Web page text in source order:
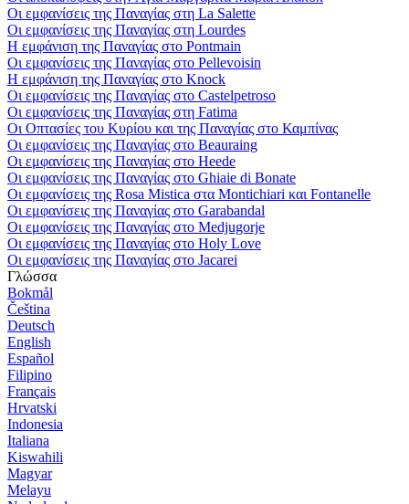
Οι εμφανίσεις της Παναγίας στη La Salette
Οι εμφανίσεις της Παναγίας στη Lourdes
Η εμφάνιση της Παναγίας στο Pontmain
Οι εμφανίσεις της Παναγίας στο Pellevoisin
Η εμφάνιση της Παναγίας στο Knock
Οι εμφανίσεις της Παναγίας στο Castelpetroso
Οι εμφανίσεις της Παναγίας στη Fatima
Οι Οπτασίες του Κυρίου και της Παναγίας στο Καμπίνας
Οι εμφανίσεις της Παναγίας στο Beauraing
Οι εμφανίσεις της Παναγίας στο Heede
Οι εμφανίσεις της Παναγίας στο Ghiaie di Bonate
Οι εμφανίσεις της Rosa Mistica στα Montichiari και Fontanelle
Οι εμφανίσεις της Παναγίας στο Garabandal
Οι εμφανίσεις της Παναγίας στο Medjugorje
Οι εμφανίσεις της Παναγίας στο Holy Love
Οι εμφανίσεις της Παναγίας στο Jacarei
Γλώσσα
Bokmål
Čeština
Deutsch
English
Español
Filipino
Français
Hrvatski
Indonesia
Italiana
Kiswahili
Magyar
Melayu